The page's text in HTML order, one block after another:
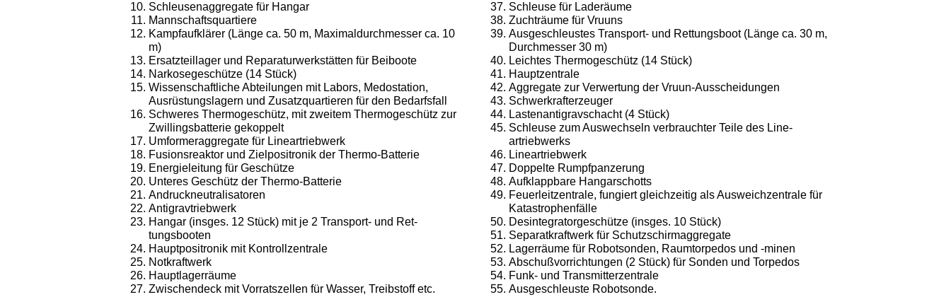
Schleusenaggregate für Hangar
Mannschaftsquartiere
Kampfaufklärer (Länge ca. 50 m, Maximaldurchmesser ca. 10
m)
Ersatzteillager und Reparaturwerkstätten für Beiboote
Narkosegeschütze (14 Stück)
Wissenschaftliche Abteilungen mit Labors, Medostation,
Ausrüstungslagern und Zusatzquartieren für den Bedarfs­fall
Schweres Thermogeschütz, mit zweitem Thermogeschütz zur
Zwillingsbatterie gekoppelt
Umformeraggregate für Lineartriebwerk
Fusionsreaktor und Zielpositronik der Thermo-Batterie
Energieleitung für Geschütze
Unteres Geschütz der Thermo-Batterie
Andruckneutralisatoren
Antigravtriebwerk
Hangar (insges. 12 Stück) mit je 2 Transport- und Ret­
tungsbooten
Hauptpositronik mit Kontrollzentrale
Notkraftwerk
Hauptlagerräume
Zwischendeck mit Vorratszellen für Wasser, Treibstoff etc.
Schleuse für Laderäume
Zuchträume für Vruuns
Ausgeschleustes Transport- und Rettungsboot (Länge ca. 30 m,
Durchmesser 30 m)
Leichtes Thermogeschütz (14 Stück)
Hauptzentrale
Aggregate zur Verwertung der Vruun-Ausscheidungen
Schwerkrafterzeuger
Lastenantigravschacht (4 Stück)
Schleuse zum Auswechseln verbrauchter Teile des Line­
artriebwerks
Lineartriebwerk
Doppelte Rumpfpanzerung
Aufklappbare Hangarschotts
Feuerleitzentrale, fungiert gleichzeitig als Ausweich­zentrale für
Katastrophenfälle
Desintegratorgeschütze (insges. 10 Stück)
Separatkraftwerk für Schutzschirmaggregate
Lagerräume für Robotsonden, Raumtorpedos und -minen
Abschußvorrichtungen (2 Stück) für Sonden und Tor­pedos
Funk- und Transmitterzentrale
Ausgeschleuste Robotsonde.